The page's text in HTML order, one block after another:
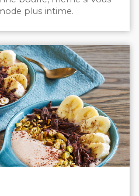
plus intime.